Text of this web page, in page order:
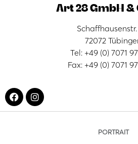
Art 28 GmbH &
Schaffhausenstr.
72072
Tel: +49 (0) 7071
Fax: +49 (0) 7071
PORTRAIT